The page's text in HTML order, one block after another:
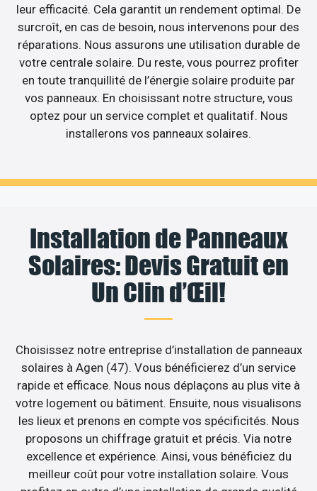
leur efficacité. Cela garantit un rendement optimal. De
surcroît, en cas de besoin, nous intervenons pour des
réparations. Nous assurons une utilisation durable de
votre centrale solaire. Du reste, vous pourrez profiter
en toute tranquillité de l’énergie solaire produite par
vos panneaux. En choisissant notre structure, vous
optez pour un service complet et qualitatif. Nous
installerons vos panneaux solaires.
Installation de Panneaux
Solaires: Devis Gratuit en
Un Clin d’Œil!
Choisissez notre entreprise d’installation de panneaux
solaires à Agen (47). Vous bénéficierez d’un service
rapide et efficace. Nous nous déplaçons au plus vite à
votre logement ou bâtiment. Ensuite, nous visualisons
les lieux et prenons en compte vos spécificités. Nous
proposons un chiffrage gratuit et précis. Via notre
excellence et expérience. Ainsi, vous bénéficiez du
meilleur coût pour votre installation solaire. Vous